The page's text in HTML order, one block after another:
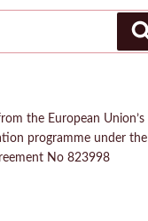
the European Union’s
programme under the
No 823998